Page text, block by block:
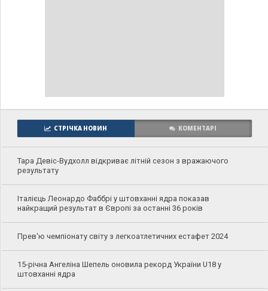
СТРІЧКА НОВИН КОМЕНТАРІ
Тара Девіс-Вудхолл відкриває літній сезон з вражаючого
результату
Італієць Леонардо Фаббрі у штовханні ядра показав
найкращий результат в Європі за останні 36 років
Прев'ю чемпіонату світу з легкоатлетичних естафет 2024
15-річна Ангеліна Шепель оновила рекорд України U18 у
штовханні ядра